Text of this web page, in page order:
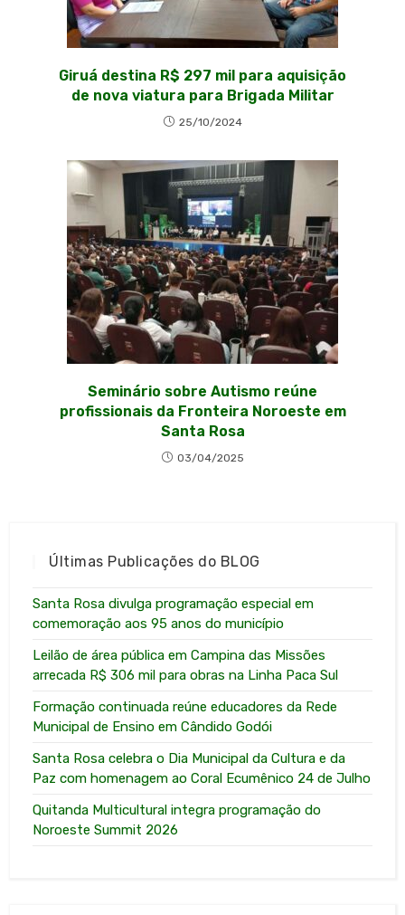
Giruá destina R$ 297 mil para aquisição
de nova viatura para Brigada Militar
25/10/2024
Seminário sobre Autismo reúne
profissionais da Fronteira Noroeste em
Santa Rosa
03/04/2025
Últimas Publicações do BLOG
Santa Rosa divulga programação especial em
comemoração aos 95 anos do município
Leilão de área pública em Campina das Missões
arrecada R$ 306 mil para obras na Linha Paca Sul
Formação continuada reúne educadores da Rede
Municipal de Ensino em Cândido Godói
Santa Rosa celebra o Dia Municipal da Cultura e da
Paz com homenagem ao Coral Ecumênico 24 de Julho
Quitanda Multicultural integra programação do
Noroeste Summit 2026